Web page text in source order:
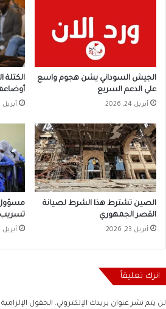
الجيش السوداني يشن هجوم واسع
علي الدعم السريع
أبريل 24, 2026
الكتلة
أبريل 23, 2026
الصين تشترط هذا الشرط لصيانة
القصر الجمهوري
أبريل 23, 2026
مسؤول
تسريب
أبريل 23, 2026
اترك تعليقاً
لن يتم نشر عنوان بريدك الإلكتروني. الحقول